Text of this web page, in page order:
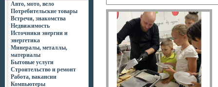
Авто, мото, вело
Потребительские товары
Встречи, знакомства
Недвижимость
Источники энергии и
энергетика
Минералы, металлы,
материалы
Бытовые услуги
Строительство и ремонт
Работа, вакансии
Компьютеры